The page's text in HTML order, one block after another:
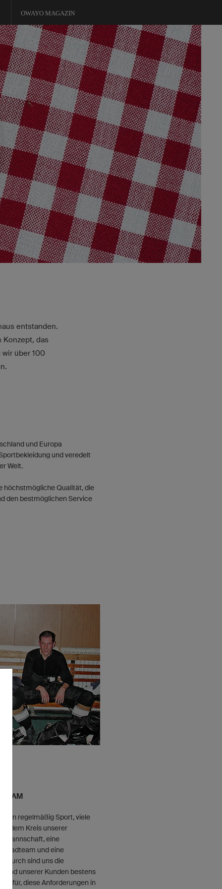
OWAYO MAGAZIN
entstanden.
Konzept, das
über 100
und Europa
und veredelt
Welt.
höchstmögliche Qualität, die
den bestmöglichen Service
TEAM
regelmäßig Sport, viele
dem Kreis unserer
eine
Radteam und eine
sind uns die
und unserer Kunden bestens
dafür, diese Anforderungen in